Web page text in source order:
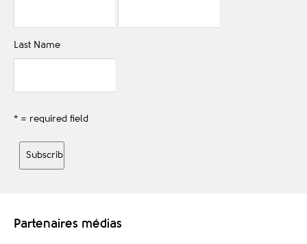
Last Name
* = required field
Partenaires médias